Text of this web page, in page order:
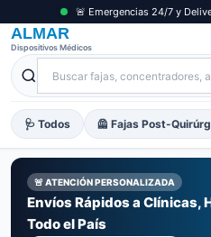
🚨 Emergencias 24/7 y
ALMAR
Dispositivos Médicos
🩺 Todos 🦺 Fajas Post-
🚨 ATENCIÓN PERSONALIZADA
Envíos Rápidos a Clínicas,
Todo el País